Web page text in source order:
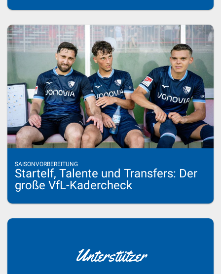
SAISONVORBEREITUNG
Startelf, Talente und Transfers: Der
große VfL-Kadercheck
Unterstützer